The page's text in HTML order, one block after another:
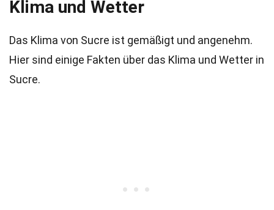
Klima und Wetter
Das Klima von Sucre ist gemäßigt und angenehm.
Hier sind einige Fakten über das Klima und Wetter in
Sucre.